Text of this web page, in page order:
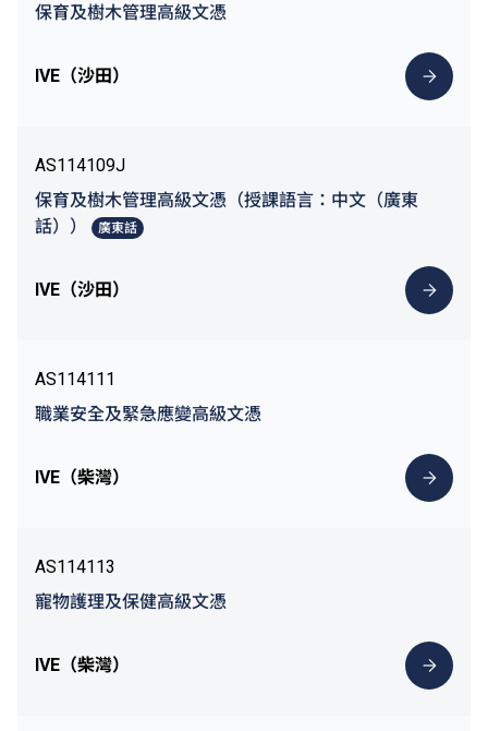
保育及樹木管理高級文憑
IVE（沙田）
AS114109J
保育及樹木管理高級文憑（授課語言：中文（廣東
話））
廣東話
IVE（沙田）
AS114111
職業安全及緊急應變高級文憑
IVE（柴灣）
AS114113
寵物護理及保健高級文憑
IVE（柴灣）